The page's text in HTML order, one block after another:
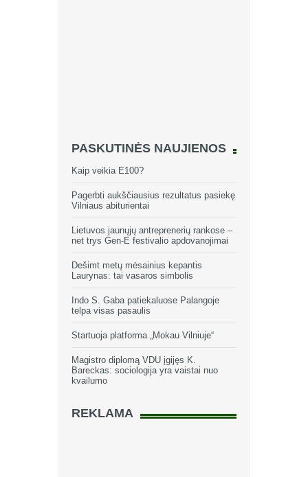
PASKUTINĖS NAUJIENOS
Kaip veikia E100?
Pagerbti aukščiausius rezultatus pasiekę
Vilniaus abiturientai
Lietuvos jaunųjų antreprenerių rankose –
net trys Gen-E festivalio apdovanojimai
Dešimt metų mėsainius kepantis
Laurynas: tai vasaros simbolis
Indo S. Gaba patiekaluose Palangoje
telpa visas pasaulis
Startuoja platforma „Mokau Vilniuje“
Magistro diplomą VDU įgijęs K.
Bareckas: sociologija yra vaistai nuo
kvailumo
REKLAMA